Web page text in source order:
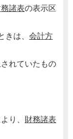
諸表の表示区
は、 会計方
れていたもの
り、 財務諸表